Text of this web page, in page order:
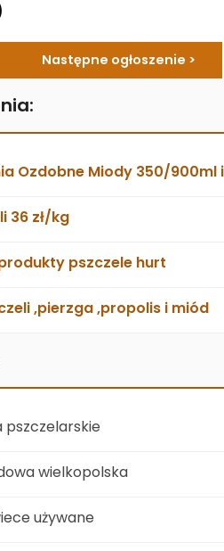
Następne ogłoszenie >
Ozdobne Miody 350/900ml
36 zł/kg
pszczele hurt
,pierzga ,propolis i miód
pszczelarskie
wielkopolska
używane